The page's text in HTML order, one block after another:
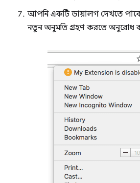
আপনি একটি ডায়ালগ দেখতে
নতুন অনুমতি গ্রহণ করতে অনুরোধ